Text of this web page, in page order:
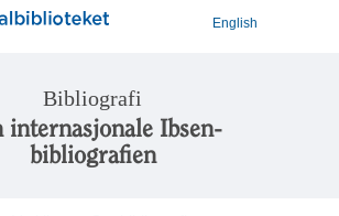
English
Bibliografi
internasjonale Ibsen-
bibliografien